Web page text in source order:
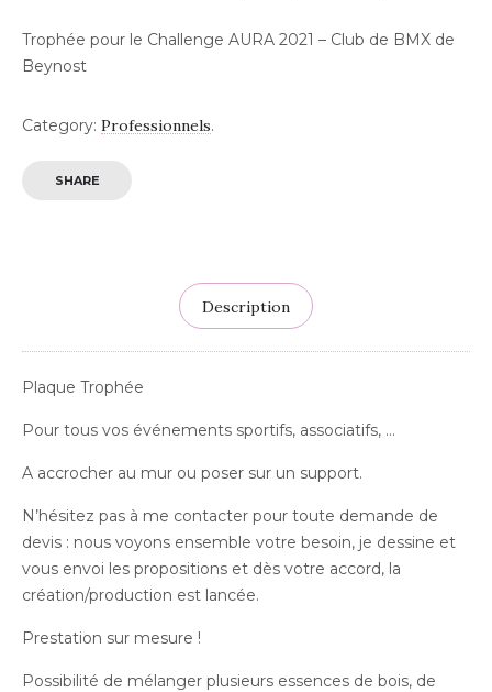
Trophée pour le Challenge AURA 2021 – Club de BMX de
Beynost
Category: Professionnels.
SHARE
Description
Plaque Trophée
Pour tous vos événements sportifs, associatifs, …
A accrocher au mur ou poser sur un support.
N’hésitez pas à me contacter pour toute demande de
devis : nous voyons ensemble votre besoin, je dessine et
vous envoi les propositions et dès votre accord, la
création/production est lancée.
Prestation sur mesure !
Possibilité de mélanger plusieurs essences de bois, de